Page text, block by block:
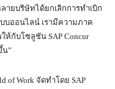
ยบริษัทได้ยกเลิกการทำเบิก
บออนไลน์ เรามีความภาค
กับโซลูชัน SAP Concur
น”
of Work จัดทำโดย SAP